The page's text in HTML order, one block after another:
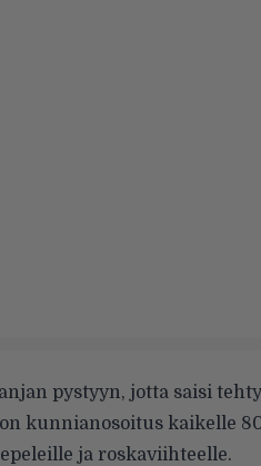
pystyyn, jotta saisi
kunnianosoitus kaikelle
ja roskaviihteelle.